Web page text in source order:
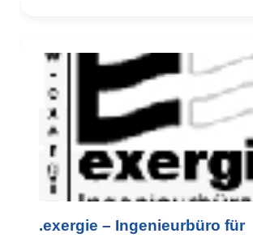
.exergie – Ingenieurbüro für